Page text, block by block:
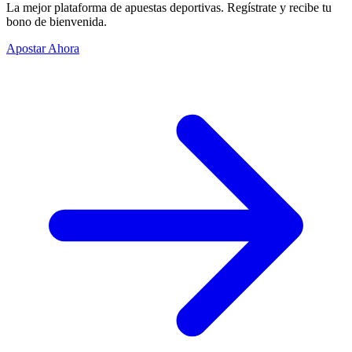
La mejor plataforma de apuestas deportivas. Regístrate y recibe tu
bono de bienvenida.
Apostar Ahora